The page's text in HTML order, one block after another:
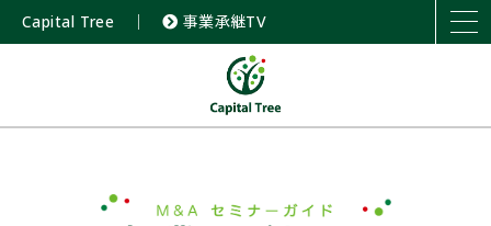
Capital Tree ｜ 事業承継TV